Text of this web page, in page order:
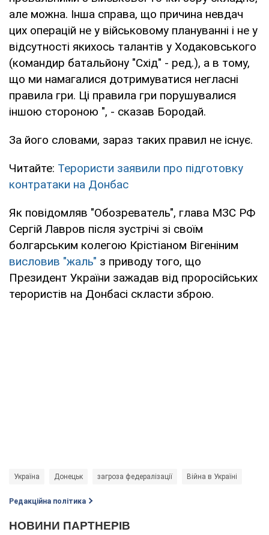
але можна. Інша справа, що причина невдач
цих операцій не у військовому плануванні і не у
відсутності якихось талантів у Ходаковського
(командир батальйону "Схід" - ред.), а в тому,
що ми намагалися дотримуватися негласні
правила гри. Ці правила гри порушувалися
іншою стороною ", - сказав Бородай.
За його словами, зараз таких правил не існує.
Читайте: Терористи заявили про підготовку
контратаки на Донбас
Як повідомляв "Обозреватель", глава МЗС РФ
Сергій Лавров після зустрічі зі своїм
болгарським колегою Крістіаном Вігеніним
висловив "жаль" з приводу того, що
Президент України зажадав від проросійських
терористів на Донбасі скласти зброю.
Україна Донецьк загроза федералізації Війна в Україні
Редакційна політика